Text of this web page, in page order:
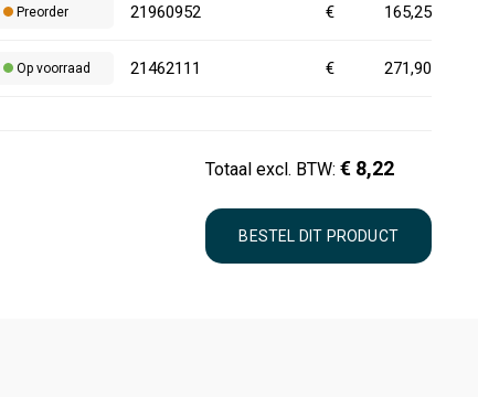
Preorder 21960952 € 165,25
Op voorraad 21462111 € 271,90
Totaal excl. BTW: € 8,22